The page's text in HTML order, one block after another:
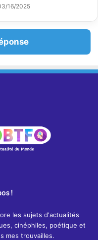
16/2025
!
les sujets d'actualités
cinéphiles, poétique et
mes trouvailles.